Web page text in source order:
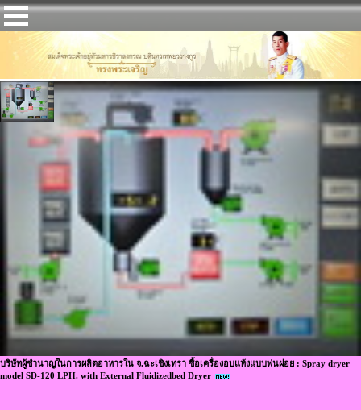
บริษัทผู้ชำนาญในการผลิตอาหารใน จ.ฉะเชิงเทรา ซื้อเครื่องอบแห้งแบบพ่นฝอย : Spray dryer
model SD-120 LPH. with External Fluidizedbed Dryer